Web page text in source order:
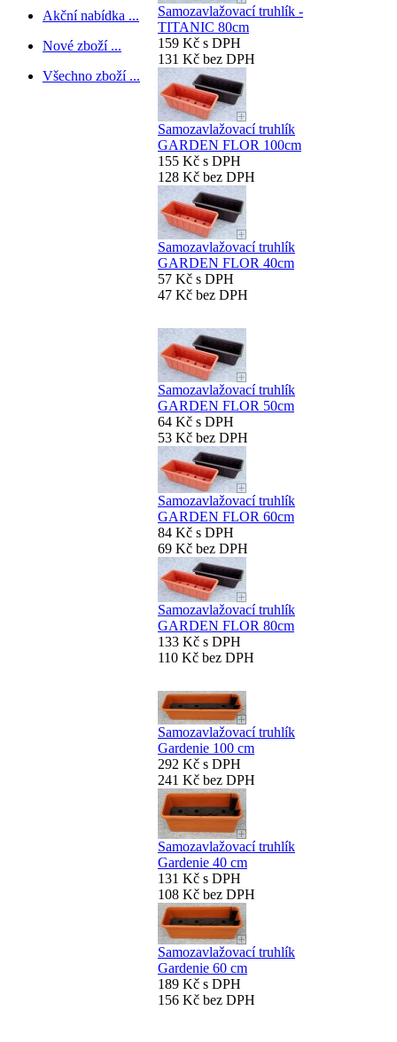
Akční nabídka ...
Nové zboží ...
Všechno zboží ...
Samozavlažovací truhlík -
TITANIC 80cm
159 Kč s DPH
131 Kč bez DPH
Samozavlažovací truhlík
GARDEN FLOR 100cm
155 Kč s DPH
128 Kč bez DPH
Samozavlažovací truhlík
GARDEN FLOR 40cm
57 Kč s DPH
47 Kč bez DPH
Samozavlažovací truhlík
GARDEN FLOR 50cm
64 Kč s DPH
53 Kč bez DPH
Samozavlažovací truhlík
GARDEN FLOR 60cm
84 Kč s DPH
69 Kč bez DPH
Samozavlažovací truhlík
GARDEN FLOR 80cm
133 Kč s DPH
110 Kč bez DPH
Samozavlažovací truhlík
Gardenie 100 cm
292 Kč s DPH
241 Kč bez DPH
Samozavlažovací truhlík
Gardenie 40 cm
131 Kč s DPH
108 Kč bez DPH
Samozavlažovací truhlík
Gardenie 60 cm
189 Kč s DPH
156 Kč bez DPH